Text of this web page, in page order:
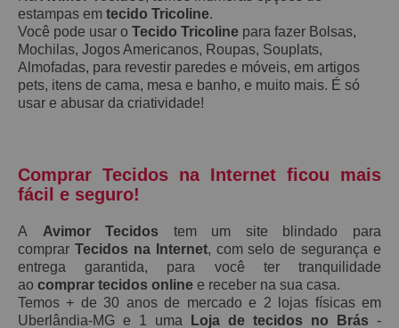
estampas em tecido Tricoline.
Você pode usar o Tecido Tricoline para fazer Bolsas,
Mochilas, Jogos Americanos, Roupas, Souplats,
Almofadas, para revestir paredes e móveis, em artigos
pets, itens de cama, mesa e banho, e muito mais. É só
usar e abusar da criatividade!
Comprar Tecidos na Internet ficou mais
fácil e seguro!
A Avimor Tecidos tem um site blindado para
comprar Tecidos na Internet, com selo de segurança e
entrega garantida, para você ter tranquilidade
ao comprar tecidos online e receber na sua casa.
Temos + de 30 anos de mercado e 2 lojas físicas em
Uberlândia-MG e 1 uma
Loja de tecidos no Brás -